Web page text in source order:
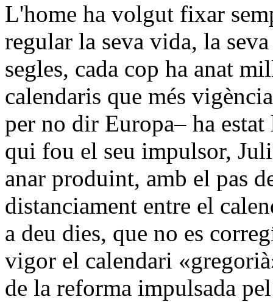
L'home ha volgut fixar
regular la seva vida, la
segles, cada cop ha anat
calendaris que més
per no dir Europa– ha
qui fou el seu impulsor,
anar produint, amb el pas
distanciament entre el
a deu dies, que no es
vigor el calendari
de la reforma impulsada